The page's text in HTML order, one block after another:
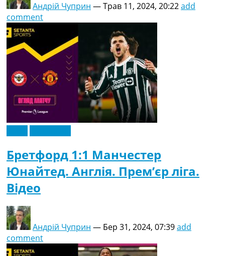
Андрій Чуприн —Трав 11, 2024, 20:22add
comment
Бретфорд 1:1 Манчестер
Юнайтед. Англія. Прем’єр ліга.
Відео
Андрій Чуприн — Бер 31, 2024, 07:39add
comment